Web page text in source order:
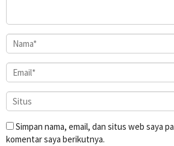
Simpan nama, email, dan situs web saya
komentar saya berikutnya.